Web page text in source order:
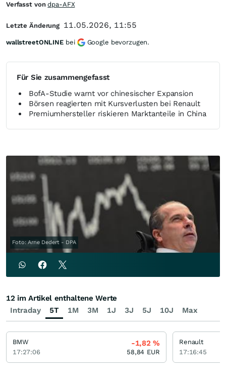
Für Sie zusammengefasst
BofA-Studie warnt vor chinesischer Expansion
Börsen reagierten mit Kursverlusten bei Renault
Premiumhersteller riskieren Marktanteile in China
Foto: Arne Dedert - DPA
Verfasst vondpa-AFX
Letzte Änderung 11.05.2026, 11:55
wallstreetONLINE bei Google bevorzugen.
Intraday 5T 1M 3M 1J 3J 5J 10J Max
12 im Artikel enthaltene Werte
BMW
17:27:06
-1,82%
58,84 EUR
Renault
17:16:45